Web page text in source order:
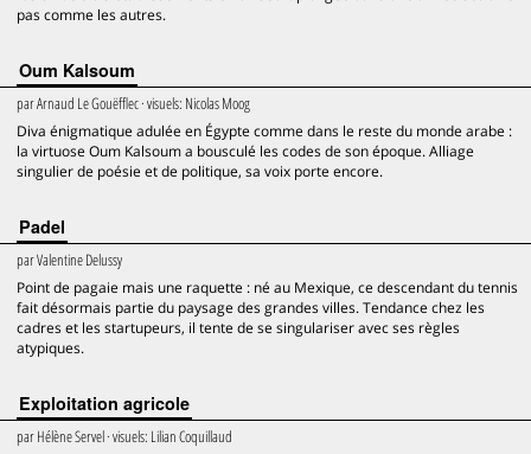
pas comme les autres.
Oum Kalsoum
parArnaud Le Gouëfflec· visuels: Nicolas Moog
Diva énigmatique adulée en Égypte comme dans le reste du monde arabe :
la virtuose Oum Kalsoum a bousculé les codes de son époque. Alliage
singulier de poésie et de politique, sa voix porte encore.
Padel
parValentine Delussy
Point de pagaie mais une raquette : né au Mexique, ce descendant du tennis
fait désormais partie du paysage des grandes villes. Tendance chez les
cadres et les startupeurs, il tente de se singulariser avec ses règles
atypiques.
Exploitation agricole
parHélène Servel· visuels: Lilian Coquillaud